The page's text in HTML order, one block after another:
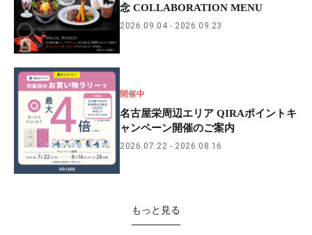
念 COLLABORATION MENU
2026.09.04 2026.09.23
開催中
名古屋栄周辺エリア QIRAポイントキ
ャンペーン開催のご案内
2026.07.22 2026.08.16
もっと見る